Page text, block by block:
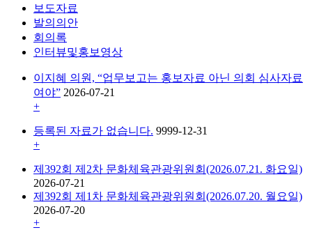
보도자료
발의의안
회의록
인터뷰및홍보영상
이지혜 의원, “업무보고는 홍보자료 아닌 의회 심사자료
여야” 2026-07-21
+
등록된 자료가 없습니다. 9999-12-31
+
제392회 제2차 문화체육관광위원회(2026.07.21. 화요일)
2026-07-21
제392회 제1차 문화체육관광위원회(2026.07.20. 월요일)
2026-07-20
+